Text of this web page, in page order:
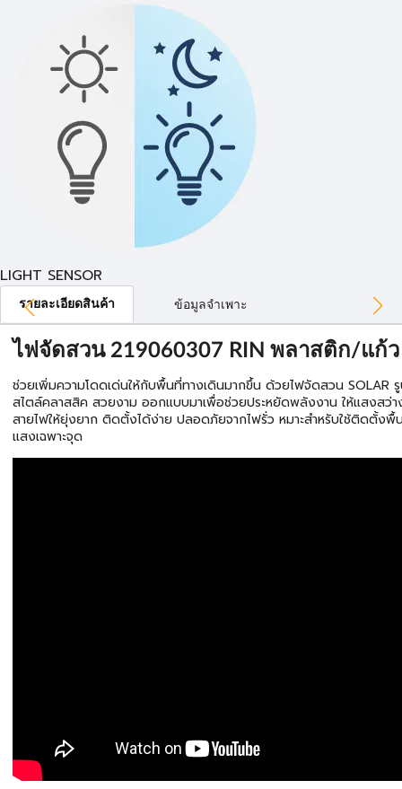
LIGHT SENSOR
รายละเอียดสินค้า ข้อมูลจำเพาะ
ไฟจัดสวน 219060307 RIN พลาสติก/แก้ว
ช่วยเพิ่มความโดดเด่นให้กับพื้นที่ทางเดินมากขึ้น ด้วยไฟจัดสวน SOLAR
สไตล์คลาสสิค สวยงาม ออกแบบมาเพื่อช่วยประหยัดพลังงาน ให้แสงสว่า
สายไฟให้ยุ่งยาก ติดตั้งได้ง่าย ปลอดภัยจากไฟรั่ว หมาะสำหรับใช้ติดตั้ง
แสงเฉพาะจุด